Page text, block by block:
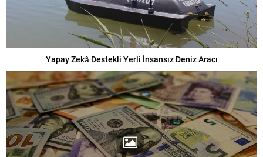
Yapay Zekâ Destekli Yerli İnsansız Deniz Aracı